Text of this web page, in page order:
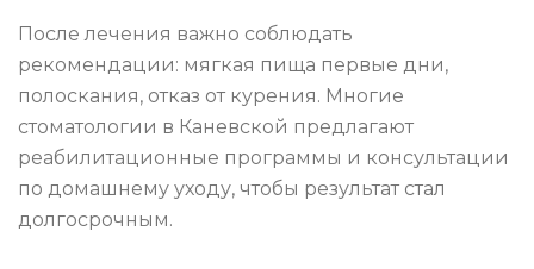
После лечения важно соблюдать
рекомендации: мягкая пища первые дни,
полоскания, отказ от курения. Многие
стоматологии в Каневской предлагают
реабилитационные программы и консультации
по домашнему уходу, чтобы результат стал
долгосрочным.